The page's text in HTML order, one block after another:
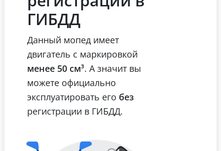
ГИБДД
Данный мопед имеет
двигатель с маркировкой
менее 50 см³. А значит вы
можете официально
эксплуатировать его без
регистрации в ГИБДД.